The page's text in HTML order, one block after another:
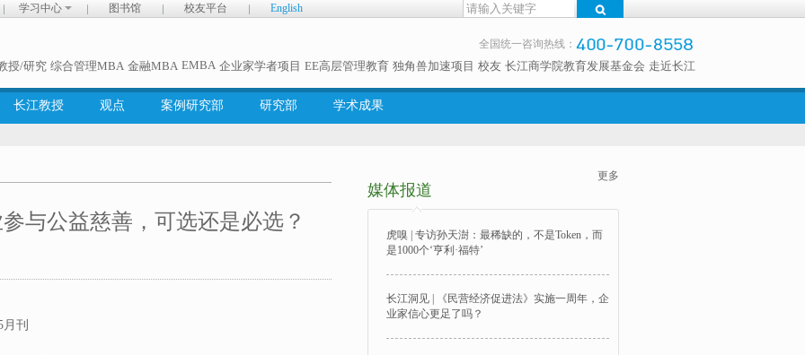
学习中心 图书馆 校友平台 English
全国统一咨询热线：
授/研究 综合管理MBA 金融MBA EMBA 企业家学者项目 EE高层管理教育 独角兽加速项目 校友 长江商学院教育发展基金会 走近长江
长江教授 观点 案例研究部 研究部 学术成果
与公益慈善，可选还是必选？
刊
媒体报道
更多
虎嗅 | 专访孙天澍：最稀缺的，不是Token，而
是1000个‘亨利·福特’
长江洞见 | 《民营经济促进法》实施一周年，企
业家信心更足了吗？